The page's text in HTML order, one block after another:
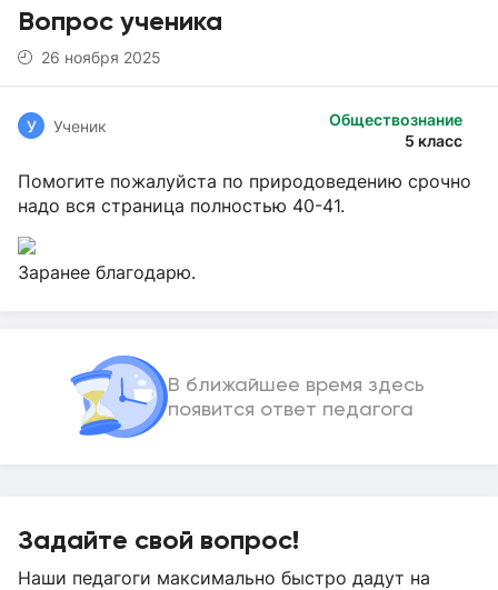
Вопрос ученика
26 ноября 2025
Обществознание
5 класс
У Ученик
Помогите пожалуйста по природоведению срочно
надо вся страница полностью 40-41.
Заранее благодарю.
В ближайшее время здесь
появится ответ педагога
Задайте свой вопрос!
Наши педагоги максимально быстро дадут на